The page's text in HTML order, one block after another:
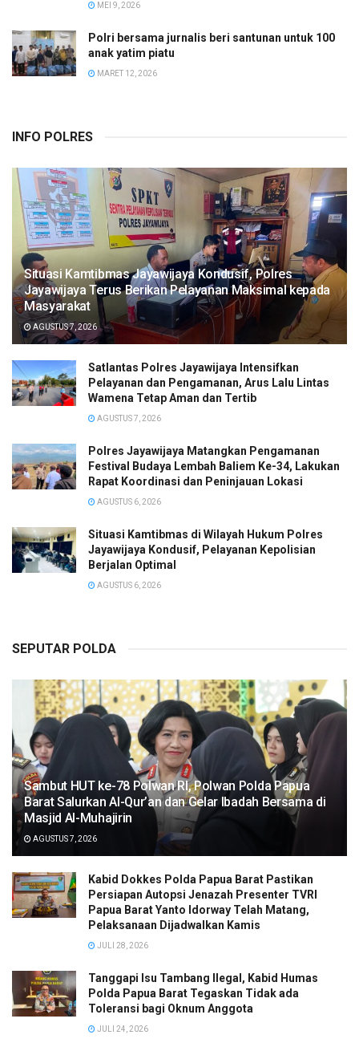
MEI 9, 2026
Polri bersama jurnalis beri santunan untuk 100
anak yatim piatu
MARET 12, 2026
INFO POLRES
Situasi Kamtibmas Jayawijaya Kondusif, Polres
Jayawijaya Terus Berikan Pelayanan Maksimal kepada
Masyarakat
AGUSTUS 7, 2026
Satlantas Polres Jayawijaya Intensifkan
Pelayanan dan Pengamanan, Arus Lalu Lintas
Wamena Tetap Aman dan Tertib
AGUSTUS 7, 2026
Polres Jayawijaya Matangkan Pengamanan
Festival Budaya Lembah Baliem Ke-34, Lakukan
Rapat Koordinasi dan Peninjauan Lokasi
AGUSTUS 6, 2026
Situasi Kamtibmas di Wilayah Hukum Polres
Jayawijaya Kondusif, Pelayanan Kepolisian
Berjalan Optimal
AGUSTUS 6, 2026
SEPUTAR POLDA
Sambut HUT ke-78 Polwan RI, Polwan Polda Papua
Barat Salurkan Al-Qur’an dan Gelar Ibadah Bersama di
Masjid Al-Muhajirin
AGUSTUS 7, 2026
Kabid Dokkes Polda Papua Barat Pastikan
Persiapan Autopsi Jenazah Presenter TVRI
Papua Barat Yanto Idorway Telah Matang,
Pelaksanaan Dijadwalkan Kamis
JULI 28, 2026
Tanggapi Isu Tambang Ilegal, Kabid Humas
Polda Papua Barat Tegaskan Tidak ada
Toleransi bagi Oknum Anggota
JULI 24, 2026